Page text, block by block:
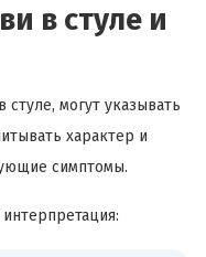
в стуле и
могут указывать
характер и
симптомы.